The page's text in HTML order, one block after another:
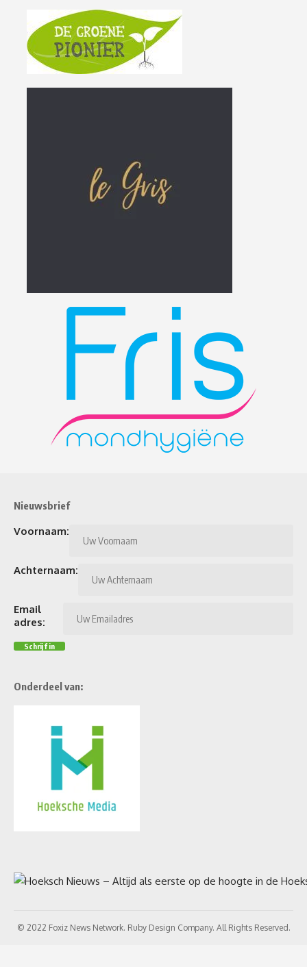
Nieuwsbrief
Voornaam:
Achternaam:
Email
adres:
Onderdeel van:
© 2022 Foxiz News Network. Ruby Design Company. All Rights Reserved.